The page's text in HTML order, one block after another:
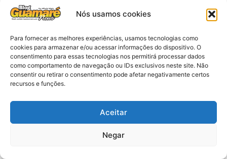
Nós usamos cookies
Para fornecer as melhores experiências, usamos tecnologias como
cookies para armazenar e/ou acessar informações do dispositivo. O
consentimento para essas tecnologias nos permitirá processar dados
como comportamento de navegação ou IDs exclusivos neste site. Não
consentir ou retirar o consentimento pode afetar negativamente certos
recursos e funções.
Aceitar
Negar
Agenda: 10ª Mostra Pedagógica
da Casa Durval Paiva acontecerá
nesta quarta-feira (29)